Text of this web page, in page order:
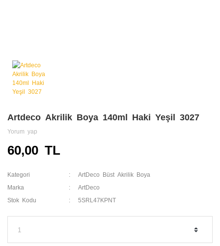
Artdeco Akrilik Boya 140ml Haki Yeşil 3027
Yorum yap
60,00 TL
Kategori ArtDeco Büst Akrilik Boya
Marka ArtDeco
Stok Kodu 5SRL47KPNT